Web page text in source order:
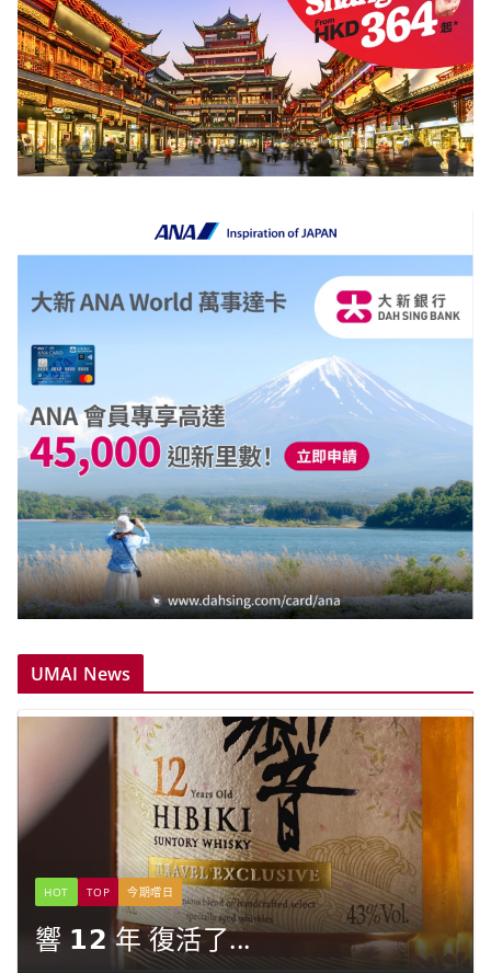
UMAI News
HOT TOP 今期嚐日
響 𝟭𝟮 年 復活了...